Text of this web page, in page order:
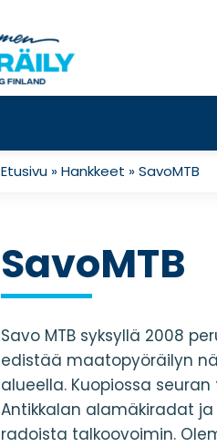
Etusivu »Hankkeet »SavoMTB
SavoMTB
Savo MTB syksyllä 2008
edistää maatopyöräilyn
alueella. Kuopiossa
Antikkalan alamäkiradat
radoista talkoovoimin.